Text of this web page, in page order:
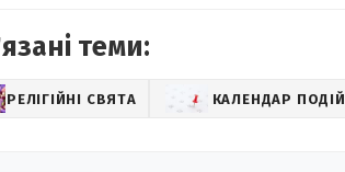
теми:
РЕЛІГІЙНІ СВЯТА КАЛЕНДАР ПОДІЙ